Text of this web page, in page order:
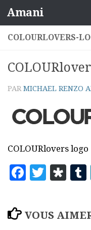
Skip to content
Amani
COLOURLOVERS-
PARMICHAEL RENZO
COLOURlovers logo
VOUS